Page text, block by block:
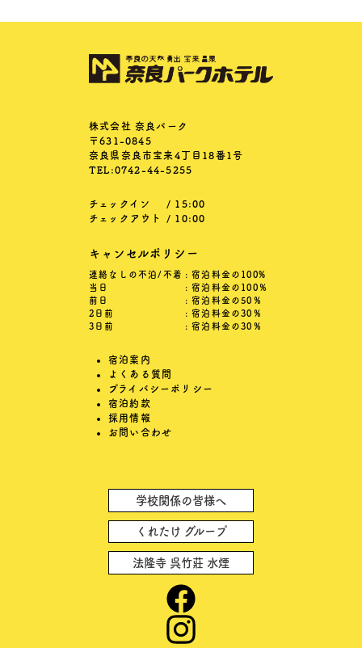
学校関係の皆様へ
くれたけ グループ
法隆寺 呉竹莊 水煙
株式会社 奈良パーク
〒631-0845
奈良県奈良市宝来4丁目18番1号
TEL:0742-44-5255
チェックイン
/ 15:00
チェックアウト
/ 10:00
宿泊案内
よくある質問
プライバシーポリシー
宿泊約款
採用情報
お問い合わせ
キャンセルポリシー
連絡なしの不泊/不着 : 宿泊料金の100%
当日
: 宿泊料金の100％
前日
: 宿泊料金の50％
2日前
: 宿泊料金の30％
3日前
: 宿泊料金の30％